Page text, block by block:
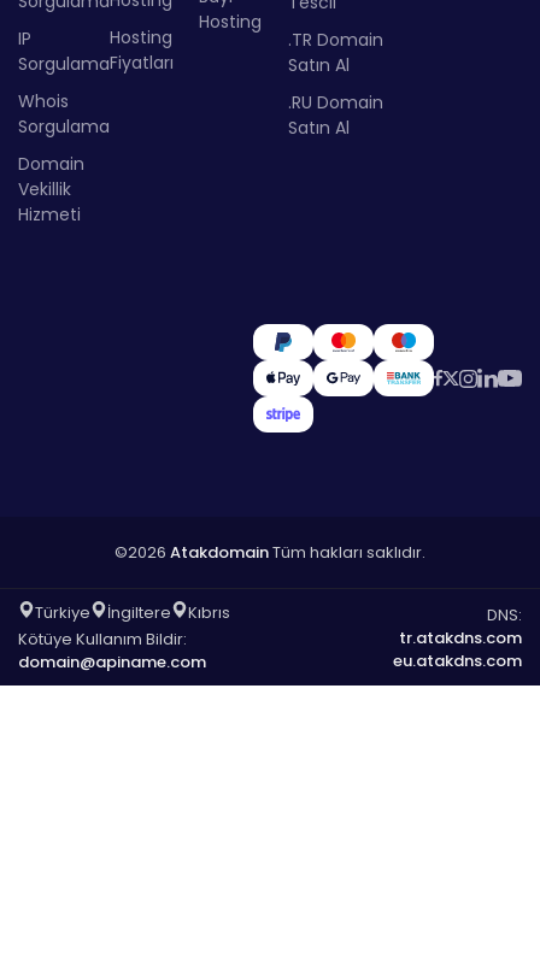
IP
Sorgulama
Whois
Sorgulama
Domain
Vekillik
Hizmeti
Hosting
Fiyatları
Hosting
.TR Domain
Satın Al
.RU Domain
Satın Al
©2026 AtakdomainTüm hakları saklıdır.
Türkiye İngiltere
Kıbrıs
Kötüye Kullanım Bildir:
domain@apiname.com
DNS:
tr.atakdns.com
eu.atakdns.com